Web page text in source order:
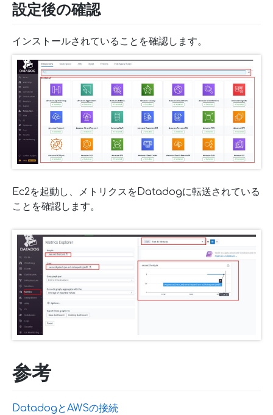
設定後の確認
インストールされていることを確認します。
Ec2を起動し、メトリクスをDatadogに転送されている
ことを確認します。
参考
DatadogとAWSの接続